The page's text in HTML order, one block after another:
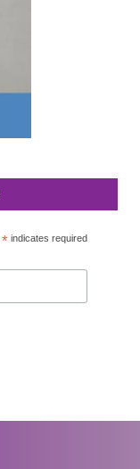
*indicates required